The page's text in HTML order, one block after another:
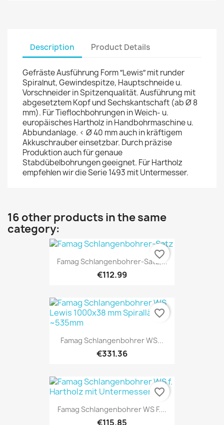
Description Product Details
Gefräste Ausführung Form ″Lewis″ mit runder
Spiralnut, Gewindespitze, Hauptschneide u.
Vorschneider in Spitzenqualität. Ausführung mit
abgesetztem Kopf und Sechskantschaft (ab Ø 8
mm). Für Tieflochbohrungen in Weich- u.
europäisches Hartholz in Handbohrmaschine u.
Abbundanlage. < Ø 40 mm auch in kräftigem
Akkuschrauber einsetzbar. Durch präzise
Produktion auch für genaue
Stabdübelbohrungen geeignet. Für Hartholz
empfehlen wir die Serie 1493 mit Untermesser.
16 other products in the same
category:
Famag Schlangenbohrer-Satz,...
€112.99
favorite_border
Famag Schlangenbohrer WS...
€331.36
favorite_border
Famag Schlangenbohrer WS F....
€115.85
favorite_border